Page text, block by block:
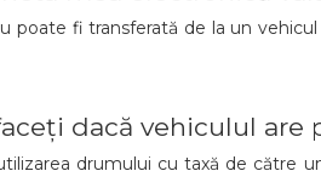
poate fi transferată de la un
dacă vehiculul
drumului cu taxă de către